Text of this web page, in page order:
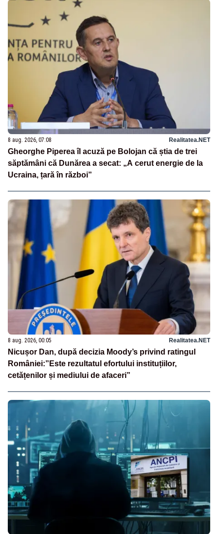
8 aug. 2026, 07:08 Realitatea.NET
Gheorghe Piperea îl acuză pe Bolojan că știa de trei
săptămâni că Dunărea a secat: „A cerut energie de la
Ucraina, țară în război”
8 aug. 2026, 00:05 Realitatea.NET
Nicușor Dan, după decizia Moody’s privind ratingul
României:”Este rezultatul efortului instituțiilor,
cetățenilor și mediului de afaceri”